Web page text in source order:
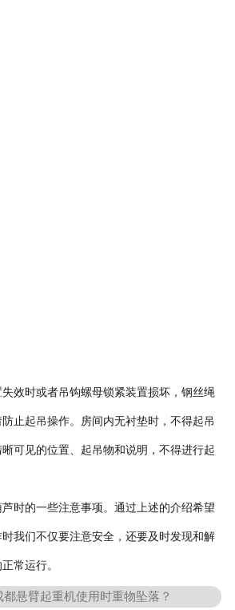
效时或者吊钩螺母锁紧装置损坏，钢丝绳
止起吊操作。房间内无衬垫时，不得起吊
可见的位置、起吊物和说明，不得进行起
时的一些注意事项。通过上述的介绍希望
我们不仅要注意安全，还要及时发现和解
常运行。
都悬臂起重机使用时重物坠落？